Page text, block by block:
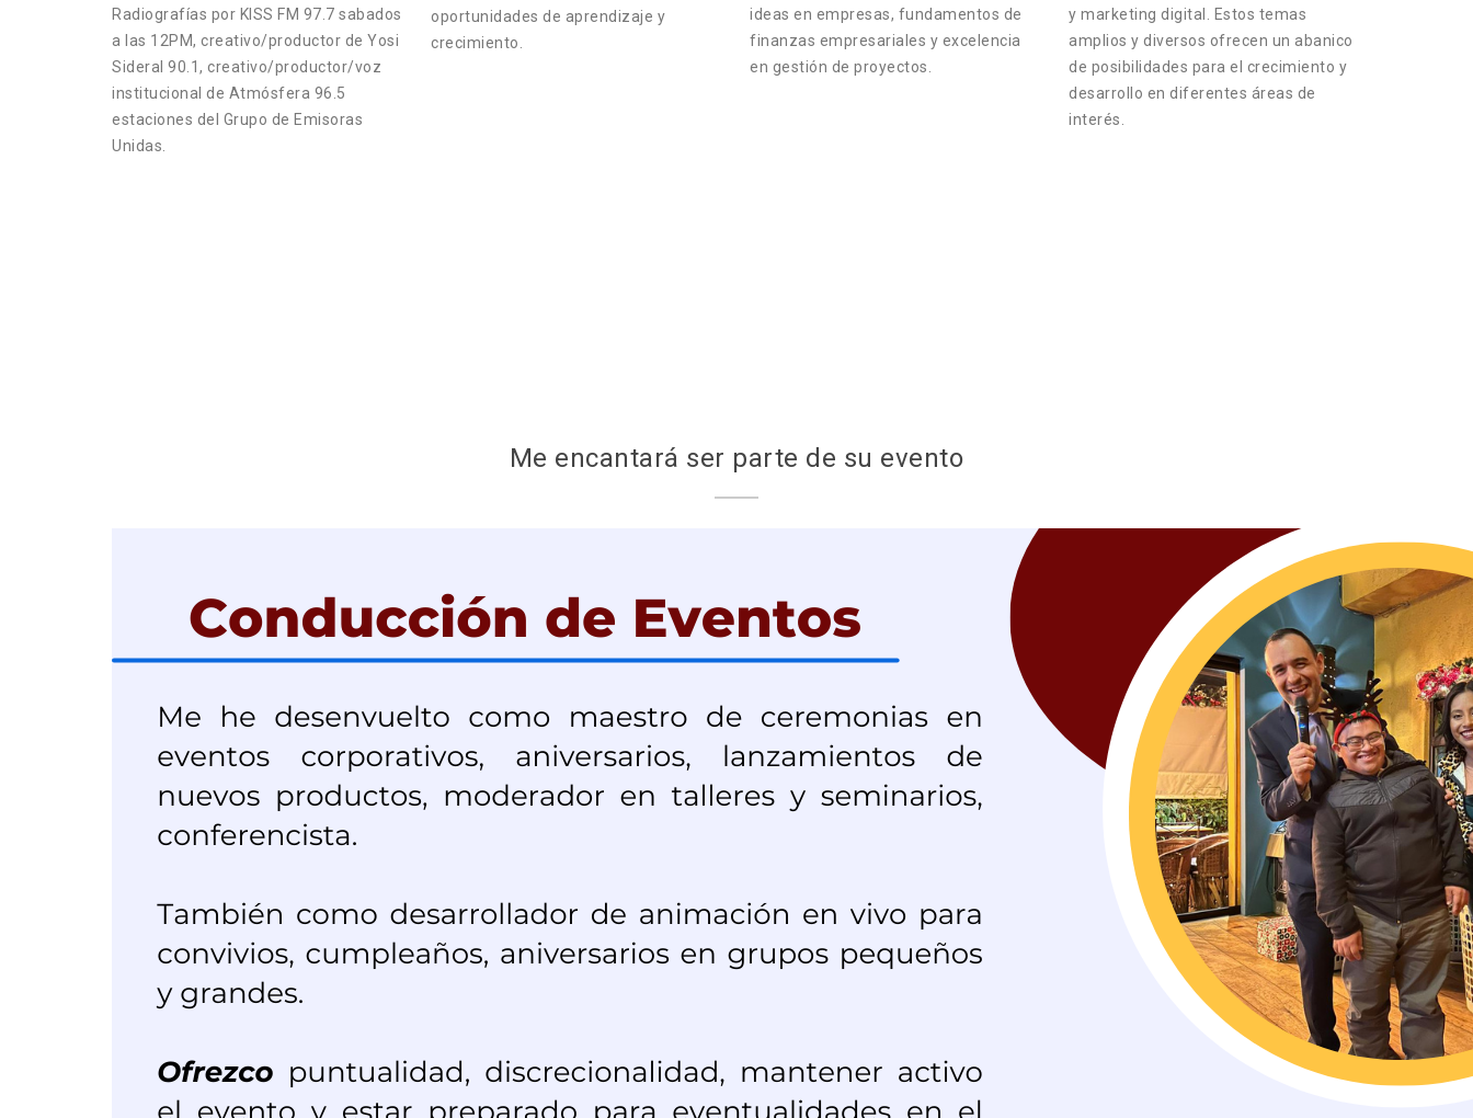
Radiografías por KISS FM 97.7 sabados
a las 12PM, creativo/productor de Yosi
Sideral 90.1, creativo/productor/voz
institucional de Atmósfera 96.5
estaciones del Grupo de Emisoras
Unidas.
oportunidades de aprendizaje y
crecimiento.
ideas en empresas, fundamentos de
finanzas empresariales y excelencia
en gestión de proyectos.
y marketing digital. Estos temas
amplios y diversos ofrecen un abanico
de posibilidades para el crecimiento y
desarrollo en diferentes áreas de
interés.
Me encantará ser parte de su evento